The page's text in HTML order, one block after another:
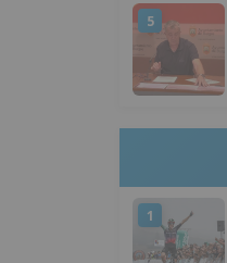
5
1